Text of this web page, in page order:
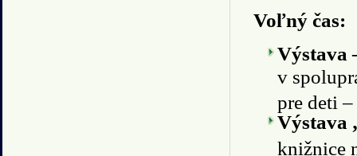
Voľný čas:
Výstava
v
pre deti
Výstava
knižnice